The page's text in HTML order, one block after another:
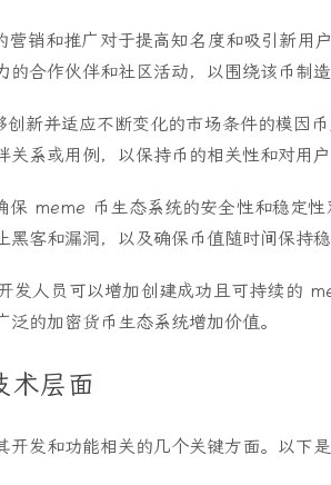
销和推广对于提高知名度和吸引新用
合作伙伴和社区活动，以围绕该币制造
新并适应不断变化的市场条件的模因
系或用例，以保持币的相关性和对用户
meme 币生态系统的安全性和稳定性
客和漏洞，以及确保币值随时间保持稳
发人员可以增加创建成功且可持续的
的加密货币生态系统增加价值。
术层面
发和功能相关的几个关键方面。以下